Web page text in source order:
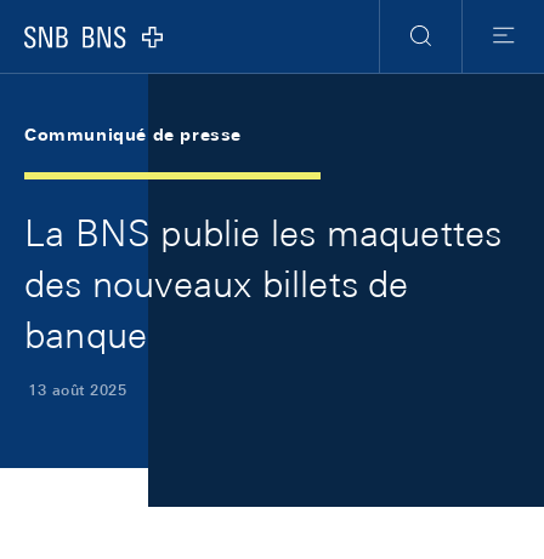
Logo
RechercheMenu
Communiqué de presse
La BNS publie les maquettes
des nouveaux billets de
banque
13 août 2025